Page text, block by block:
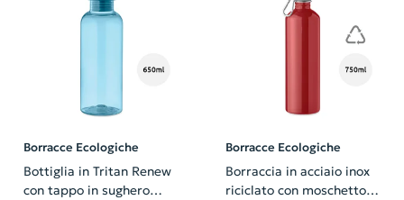
Borracce Ecologiche
Bottiglia in Tritan Renew
con tappo in sughero
Borracce Ecologiche
Borraccia in acciaio inox
riciclato con moschettone